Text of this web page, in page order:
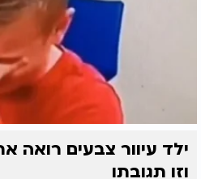
ילד עיוור צבעים רואה
וזו תגובתו